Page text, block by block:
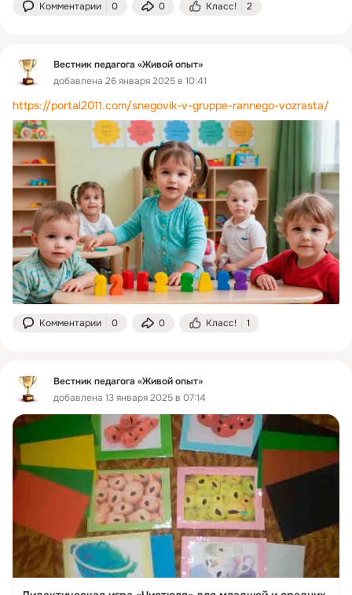
Комментарии 0 0 Класс! 2
Вестник педагога «Живой опыт»
добавлена 26 января 2025 в 10:41
https://portal2011.com/snegovik-v-gruppe-rannego-vozrasta/
Комментарии 0 0 Класс! 1
Вестник педагога «Живой опыт»
добавлена 13 января 2025 в 07:14